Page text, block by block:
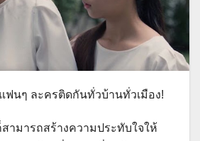
ฟนๆ ละครติดกันทั่วบ้านทั่วเมือง!
สามารถสร้างความประทับใจให้